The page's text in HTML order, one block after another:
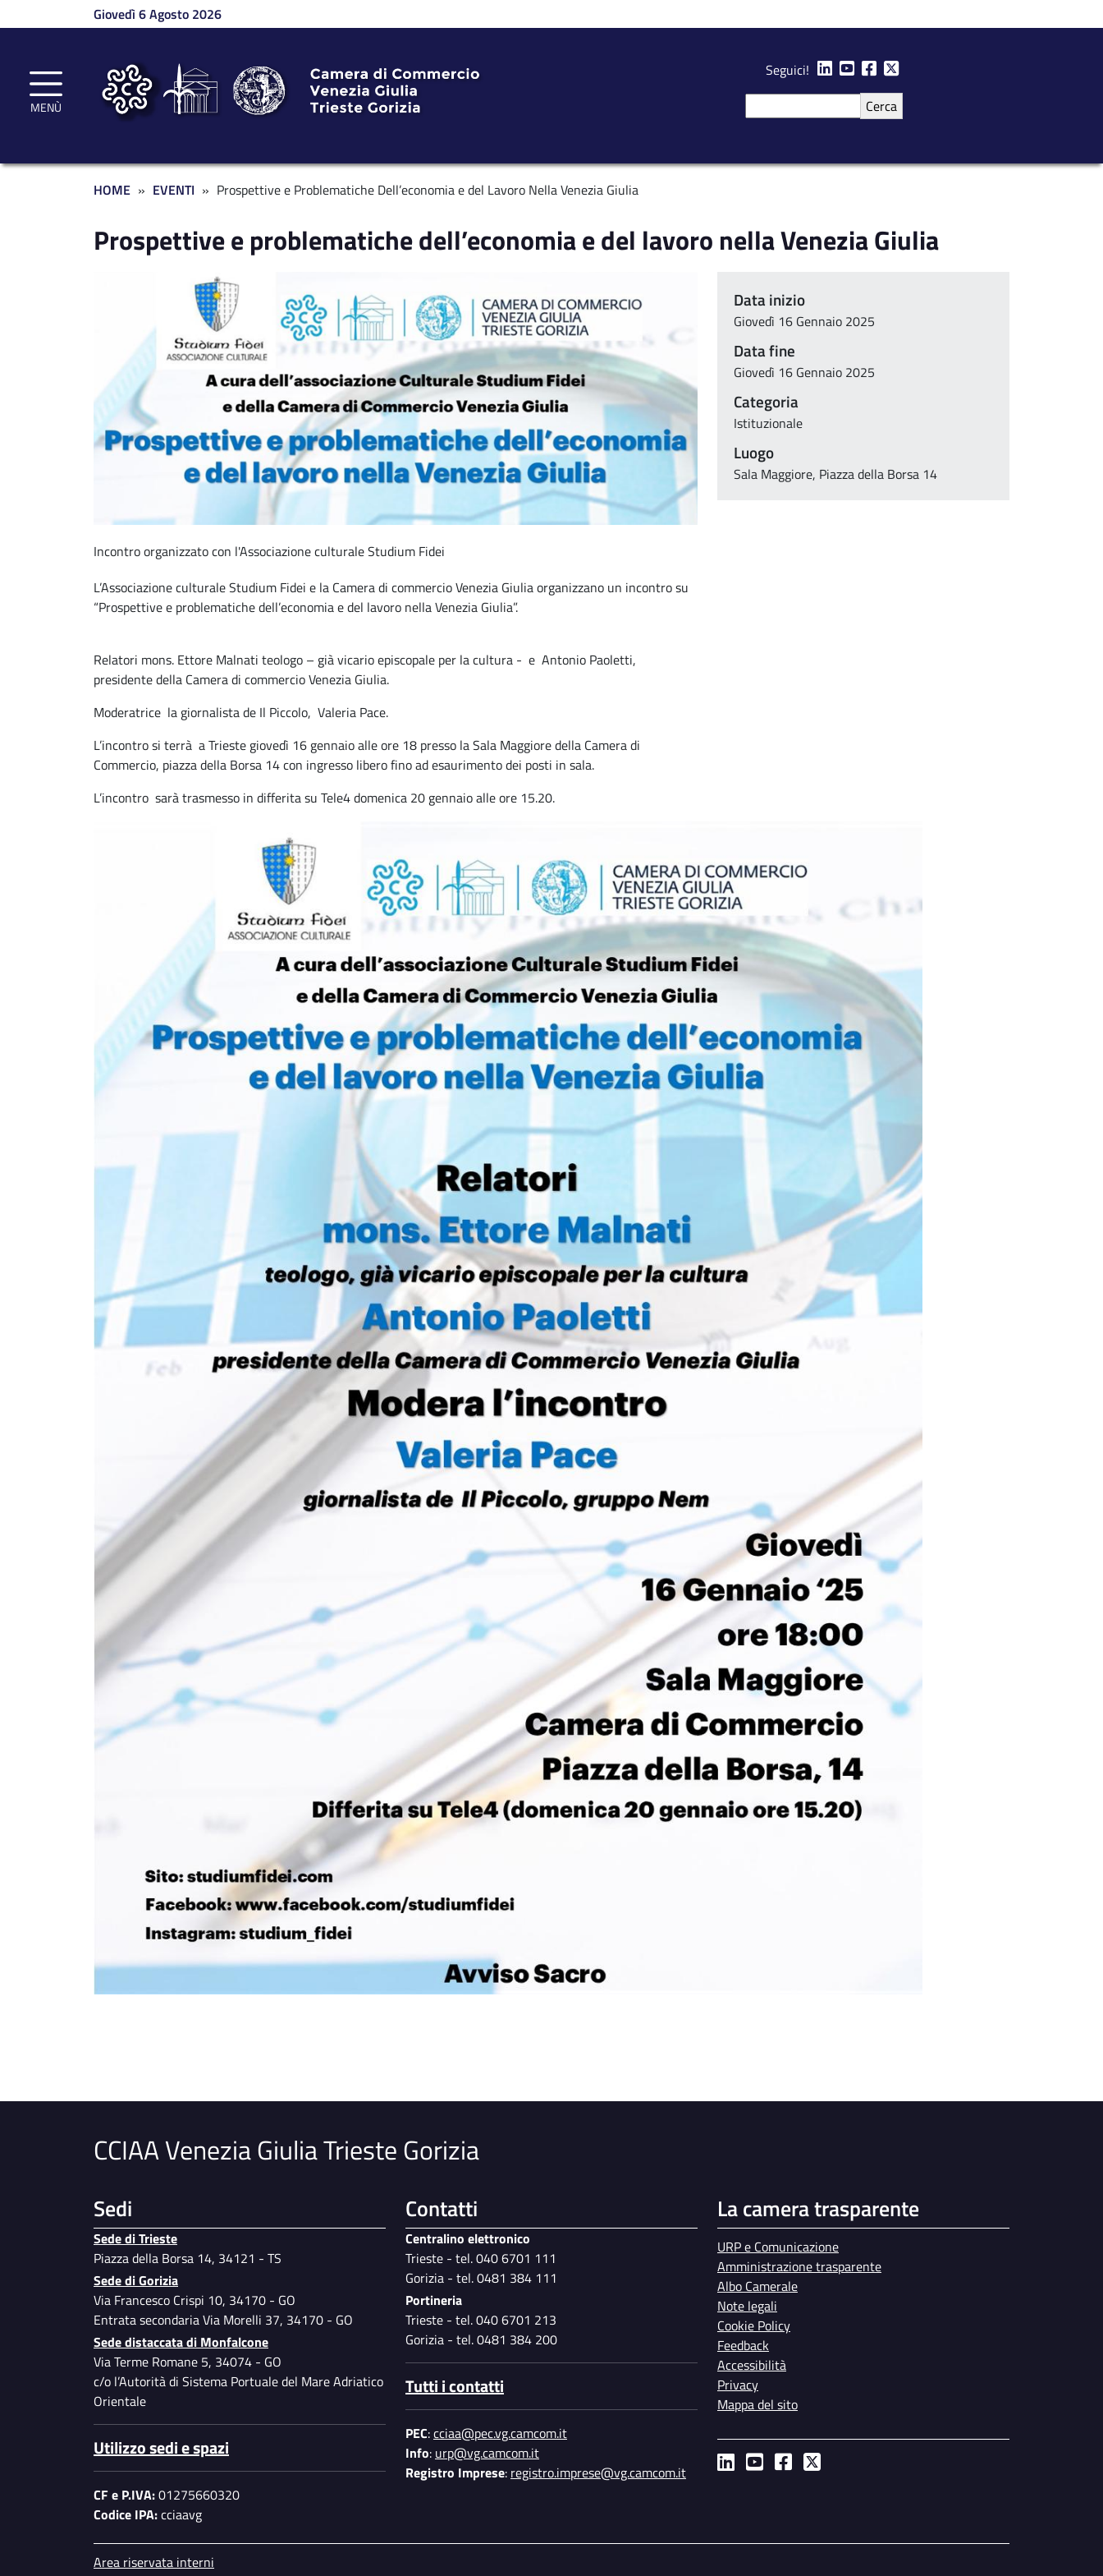
Salta al contenuto principaleGiovedì 6 Agosto 2026
MENÙ
Seguici!
Briciole di pane
HOME EVENTI Prospettive e Problematiche Dell’economia e del Lavoro Nella Venezia Giulia
Prospettive e problematiche dell’economia e del lavoro nella Venezia Giulia
Incontro organizzato con l'Associazione culturale Studium Fidei
L’Associazione culturale Studium Fidei e la Camera di commercio Venezia Giulia organizzano un incontro su
“Prospettive e problematiche dell’economia e del lavoro nella Venezia Giulia”.
Relatori mons. Ettore Malnati teologo – già vicario episcopale per la cultura - e Antonio Paoletti,
presidente della Camera di commercio Venezia Giulia.
Moderatrice la giornalista de Il Piccolo, Valeria Pace.
L’incontro si terrà a Trieste giovedì 16 gennaio alle ore 18 presso la Sala Maggiore della Camera di
Commercio, piazza della Borsa 14 con ingresso libero fino ad esaurimento dei posti in sala.
L’incontro sarà trasmesso in differita su Tele4 domenica 20 gennaio alle ore 15.20.
Data inizio
Giovedì 16 Gennaio 2025
Data fine
Giovedì 16 Gennaio 2025
Categoria
Istituzionale
Luogo
Sala Maggiore, Piazza della Borsa 14
CCIAA Venezia Giulia Trieste Gorizia
Sedi
Sede di Trieste
Piazza della Borsa 14, 34121 - TS
Sede di Gorizia
Via Francesco Crispi 10, 34170 - GO
Entrata secondaria Via Morelli 37, 34170 - GO
Sede distaccata di Monfalcone
Via Terme Romane 5, 34074 - GO
c/o l’Autorità di Sistema Portuale del Mare Adriatico
Orientale
Utilizzo sedi e spazi
CF e P.IVA:01275660320
Codice IPA:cciaavg
Contatti
Centralino elettronico
Trieste - tel. 040 6701 111
Gorizia - tel. 0481 384 111
Portineria
Trieste - tel. 040 6701 213
Gorizia - tel. 0481 384 200
Tutti i contatti
PEC:cciaa@pec.vg.camcom.it
Info: urp@vg.camcom.it
Registro Imprese: registro.imprese@vg.camcom.it
La camera trasparente
URP e Comunicazione
Amministrazione trasparente
Albo Camerale
Note legali
Cookie Policy
Feedback
Accessibilità
Privacy
Mappa del sito
Piè di pagina
Area riservata interni